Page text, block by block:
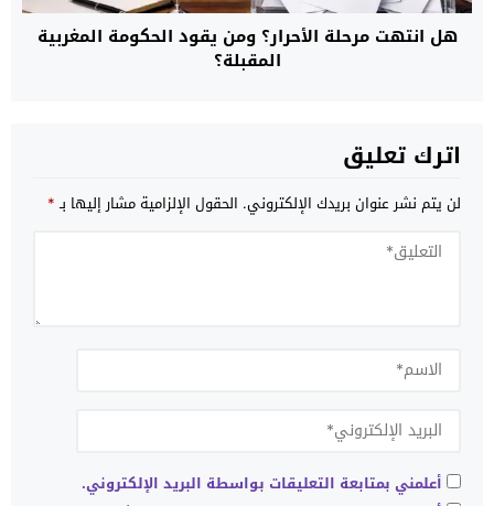
هل انتهت مرحلة الأحرار؟ ومن يقود الحكومة المغربية
المقبلة؟
اترك تعليق
لن يتم نشر عنوان بريدك الإلكتروني. الحقول الإلزامية مشار إليها بـ*
أعلمني بمتابعة التعليقات بواسطة البريد الإلكتروني.